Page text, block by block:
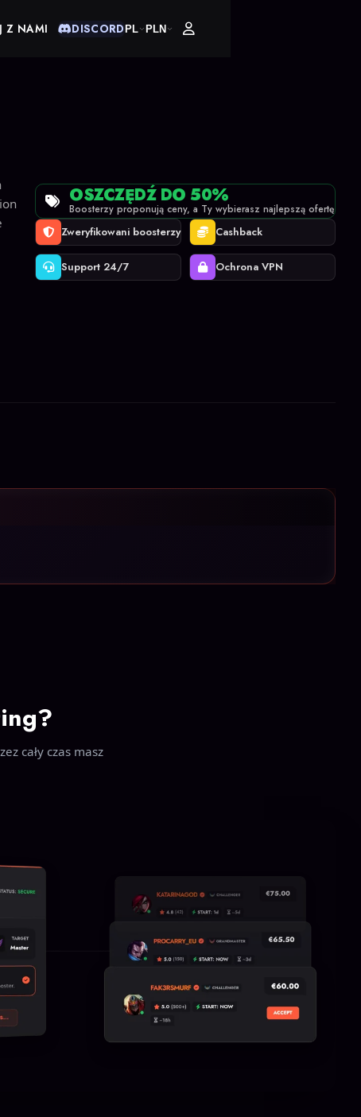
Z NAMI DISCORDPL PLN
OSZCZĘDŹ DO 50%
Boosterzy proponują ceny, a Ty wybierasz najlepszą ofertę
Zweryfikowani boosterzy Cashback
Support 24/7 Ochrona VPN
cały czas masz